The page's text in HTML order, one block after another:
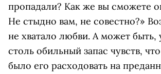
пропадали? Как же вы сможете
Не стыдно вам, не совестно?»
не хватало любви. А может быть,
столь обильный запас чувств,
было его расходовать на